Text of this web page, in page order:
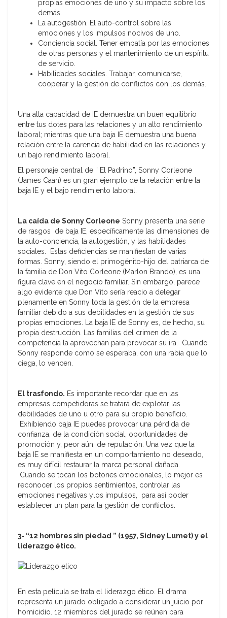
propias emociones de uno y su impacto sobre los
demás.
La autogestión. El auto-control sobre las
emociones y los impulsos nocivos de uno.
Conciencia social. Tener empatía por las emociones
de otras personas y el mantenimiento de un espíritu
de servicio.
Habilidades sociales. Trabajar, comunicarse,
cooperar y la gestión de conflictos con los demás.
Una alta capacidad de IE demuestra un buen equilibrio
entre tus dotes para las relaciones y un alto rendimiento
laboral; mientras que una baja IE demuestra una buena
relación entre la carencia de habilidad en las relaciones y
un bajo rendimiento laboral.
El personaje central de ” El Padrino”, Sonny Corleone
(James Caan) es un gran ejemplo de la relación entre la
baja IE y el bajo rendimiento laboral.
La caída de Sonny Corleone Sonny presenta una serie
de rasgos de baja IE, específicamente las dimensiones de
la auto-conciencia, la autogestión, y las habilidades
sociales. Estas deficiencias se manifiestan de varias
formas. Sonny, siendo el primogénito-hijo del patriarca de
la familia de Don Vito Corleone (Marlon Brando), es una
figura clave en el negocio familiar. Sin embargo, parece
algo evidente que Don Vito sería reacio a delegar
plenamente en Sonny toda la gestión de la empresa
familiar debido a sus debilidades en la gestión de sus
propias emociones. La baja IE de Sonny es, de hecho, su
propia destrucción. Las familias del crimen de la
competencia la aprovechan para provocar su ira. Cuando
Sonny responde como se esperaba, con una rabia que lo
ciega, lo vencen.
El trasfondo. Es importante recordar que en las
empresas competidoras se tratará de explotar las
debilidades de uno u otro para su propio beneficio.
Exhibiendo baja IE puedes provocar una pérdida de
confianza, de la condición social, oportunidades de
promoción y, peor aún, de reputación. Una vez que la
baja IE se manifiesta en un comportamiento no deseado,
es muy difícil restaurar la marca personal dañada.
Cuando se tocan los botones emocionales, lo mejor es
reconocer los propios sentimientos, controlar las
emociones negativas ylos impulsos, para así poder
establecer un plan para la gestión de conflictos.
3- “12 hombres sin piedad ” (1957, Sidney Lumet) y el
liderazgo ético.
En esta película se trata el liderazgo ético. El drama
representa un jurado obligado a considerar un juicio por
homicidio. 12 miembros del jurado se reúnen para